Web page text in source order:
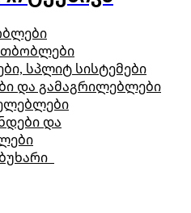
სპლიტ სისტემები
და გამაგრილებლები
და